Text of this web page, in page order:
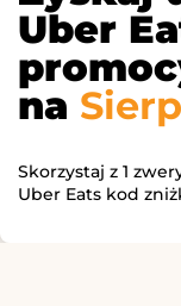
Uber
na
Skorzystaj z 1
Uber Eats kod